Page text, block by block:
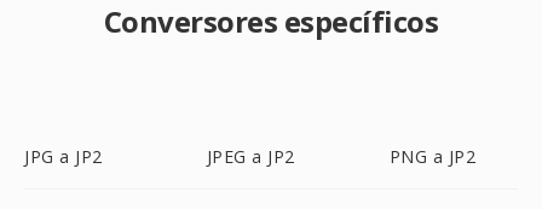
Conversores específicos
JPG a JP2 JPEG a JP2 PNG a JP2